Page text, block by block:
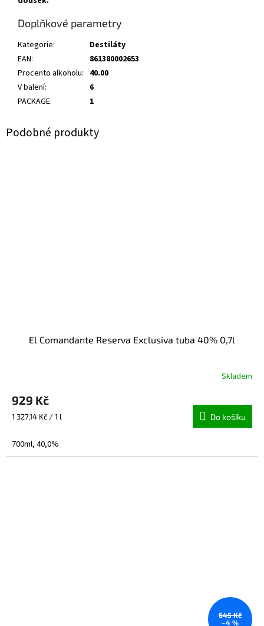
Doplňkové parametry
Kategorie:
Destiláty
EAN:
861380002653
Procento alkoholu: 40.00
V balení:
6
PACKAGE: 1
El Comandante Reserva Exclusiva tuba 40% 0,7l
Skladem
929 Kč
Měrná
1 327,14 Kč / 1 l Do košíku
700ml, 40,0%
645 Kč
–4 %